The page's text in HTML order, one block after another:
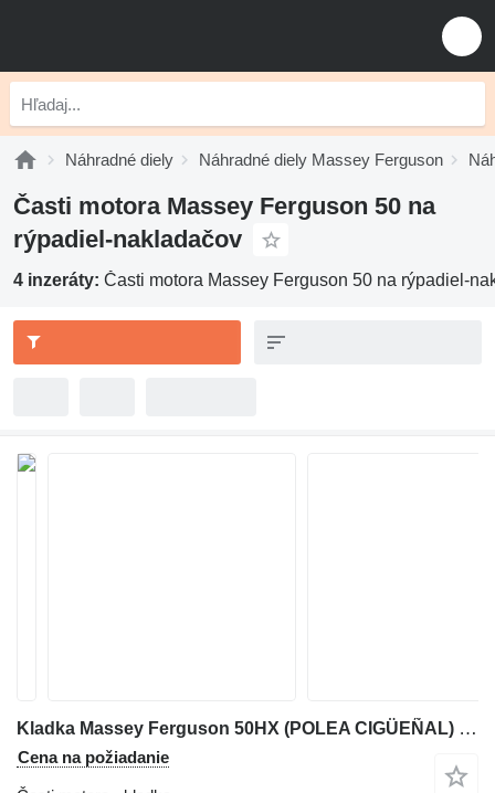
Náhradné diely Náhradné diely Massey Ferguson
Časti motora Massey Ferguson 50 na
rýpadiel-nakladačov
4 inzeráty: Časti motora Massey Ferguson 50 na rýpadiel-
Kladka Massey Ferguson 50HX (POLEA CIGÜEÑAL) na rýpadla-nakladača Massey Ferguson 50HX
Cena na požiadanie